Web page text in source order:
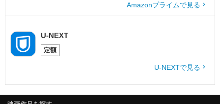
Amazonプライムで見る
U-NEXT
定額
U-NEXTで見る